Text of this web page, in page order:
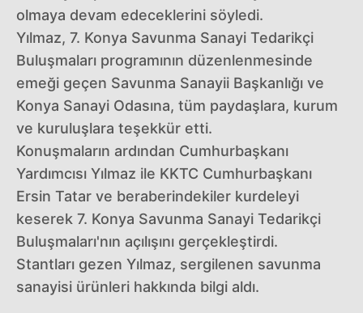
olmaya devam edeceklerini söyledi.
Yılmaz, 7. Konya Savunma Sanayi Tedarikçi
Buluşmaları programının düzenlenmesinde
emeği geçen Savunma Sanayii Başkanlığı ve
Konya Sanayi Odasına, tüm paydaşlara, kurum
ve kuruluşlara teşekkür etti.
Konuşmaların ardından Cumhurbaşkanı
Yardımcısı Yılmaz ile KKTC Cumhurbaşkanı
Ersin Tatar ve beraberindekiler kurdeleyi
keserek 7. Konya Savunma Sanayi Tedarikçi
Buluşmaları'nın açılışını gerçekleştirdi.
Stantları gezen Yılmaz, sergilenen savunma
sanayisi ürünleri hakkında bilgi aldı.